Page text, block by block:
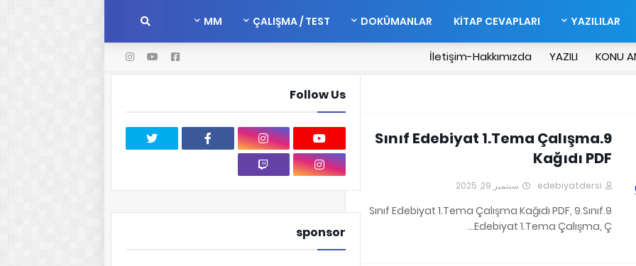
YAZILILAR
KİTAP CEVAPLARI
DOKÜMANLAR
ÇALIŞMA / TEST
MM
KONU
YAZILI
İletişim-Hakkımızda
9.Sınıf Edebiyat 1.Tema Çalışma
Kağıdı PDF
edebiyatdersi سبتمبر 29, 2025
9.Sınıf Edebiyat 1.Tema Çalışma Kağıdı PDF, 9.Sınıf
Edebiyat 1.Tema Çalışma, Ç…
Follow Us
sponsor